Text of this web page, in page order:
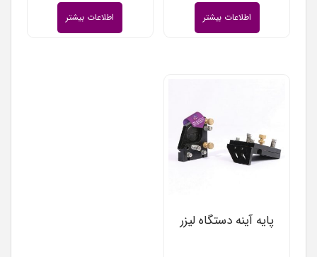
اطلاعات بیشتر اطلاعات بیشتر
پایه آینه دستگاه لیزر